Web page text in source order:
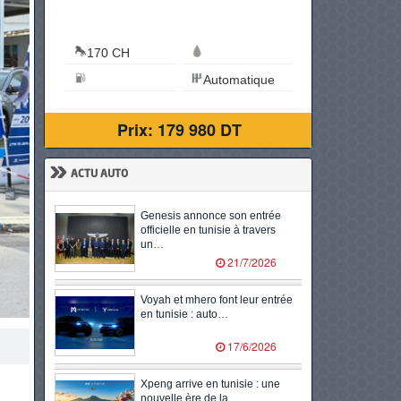
184 CH
Essence
6.6 L/100 km
Automatique
Prix: 279 900 DT
» ACTU AUTO
Genesis annonce son entrée
officielle en tunisie à travers
un…
21/7/2026
Voyah et mhero font leur entrée
en tunisie : auto…
17/6/2026
Xpeng arrive en tunisie : une
nouvelle ère de la…